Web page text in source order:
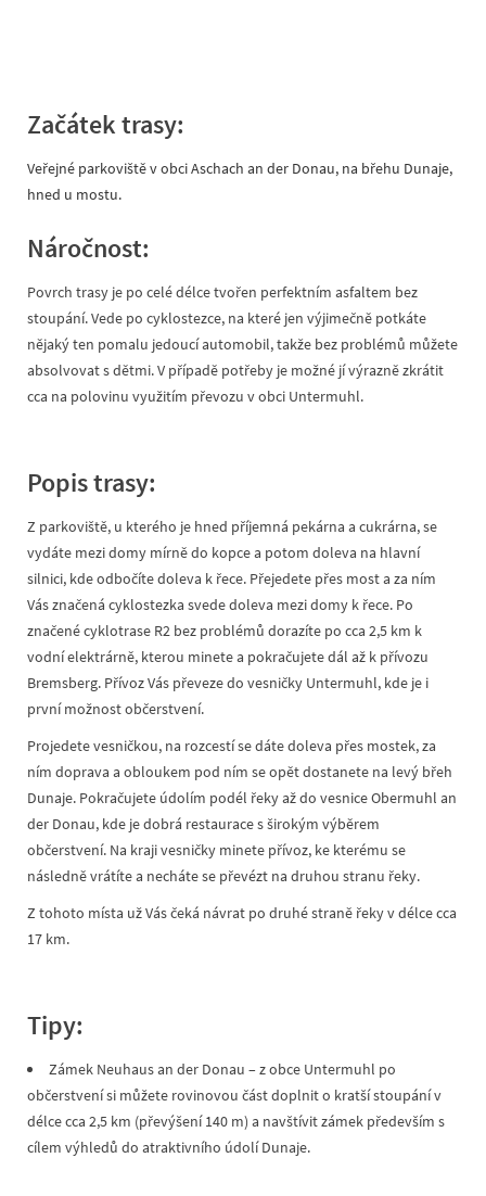
Začátek trasy:
Veřejné parkoviště v obci Aschach an der Donau, na břehu Dunaje,
hned u mostu.
Náročnost:
Povrch trasy je po celé délce tvořen perfektním asfaltem bez
stoupání. Vede po cyklostezce, na které jen výjimečně potkáte
nějaký ten pomalu jedoucí automobil, takže bez problémů můžete
absolvovat s dětmi. V případě potřeby je možné jí výrazně zkrátit
cca na polovinu využitím převozu v obci Untermuhl.
Popis trasy:
Z parkoviště, u kterého je hned příjemná pekárna a cukrárna, se
vydáte mezi domy mírně do kopce a potom doleva na hlavní
silnici, kde odbočíte doleva k řece. Přejedete přes most a za ním
Vás značená cyklostezka svede doleva mezi domy k řece. Po
značené cyklotrase R2 bez problémů dorazíte po cca 2,5 km k
vodní elektrárně, kterou minete a pokračujete dál až k přívozu
Bremsberg. Přívoz Vás převeze do vesničky Untermuhl, kde je i
první možnost občerstvení.
Projedete vesničkou, na rozcestí se dáte doleva přes mostek, za
ním doprava a obloukem pod ním se opět dostanete na levý břeh
Dunaje. Pokračujete údolím podél řeky až do vesnice Obermuhl an
der Donau, kde je dobrá restaurace s širokým výběrem
občerstvení. Na kraji vesničky minete přívoz, ke kterému se
následně vrátíte a necháte se převézt na druhou stranu řeky.
Z tohoto místa už Vás čeká návrat po druhé straně řeky v délce cca
17 km.
Tipy:
Zámek Neuhaus an der Donau – z obce Untermuhl po
občerstvení si můžete rovinovou část doplnit o kratší stoupání v
délce cca 2,5 km (převýšení 140 m) a navštívit zámek především s
cílem výhledů do atraktivního údolí Dunaje.